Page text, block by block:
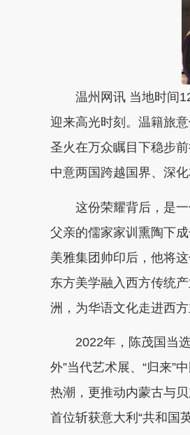
温州网讯 当地时间12
迎来高光时刻。温籍旅
圣火在万众瞩目下稳步
中意两国跨越国界、深化
这份荣耀背后，是一
父亲的儒家家训熏陶下
美雅集团帅印后，他将
东方美学融入西方传统
洲，为华语文化走进西
2022年，陈茂国当选
外”当代艺术展、“归来”
热潮，更推动内蒙古与
首位斩获意大利“共和国